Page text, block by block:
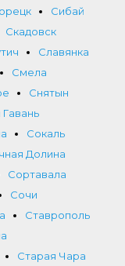
Сибай
Скадовск
Славянка
Смела
Снятын
Сокаль
Долина
Сортавала
Сочи
Ставрополь
Старая Чара